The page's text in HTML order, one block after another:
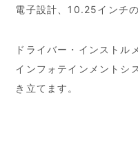
電子設計、10.25インチ
ドライバー・インストル
インフォテインメントシ
き立てます。